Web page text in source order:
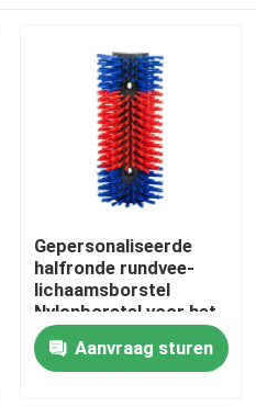
Gepersonaliseerde
halfronde rundvee-
lichaamsborstel
Nylonborstel voor het
krabben van runderen
en schapen
Aanvraag sturen